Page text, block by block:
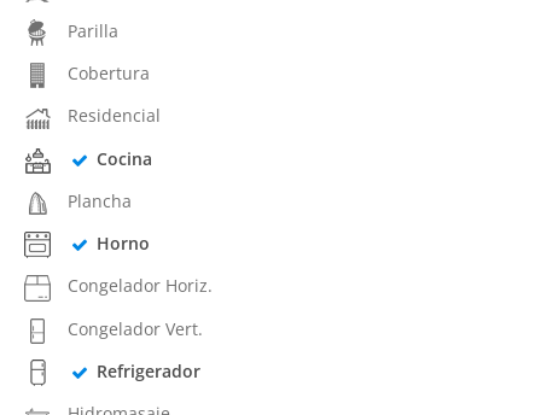
Parilla
Cobertura
Residencial
Cocina
Plancha
Horno
Congelador Horiz.
Congelador Vert.
Refrigerador